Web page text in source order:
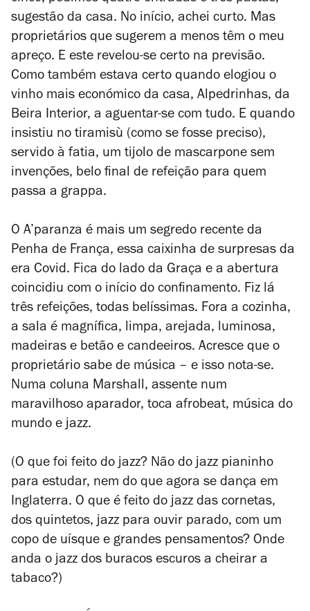
sugestão da casa. No início, achei curto. Mas
proprietários que sugerem a menos têm o meu
apreço. E este revelou-se certo na previsão.
Como também estava certo quando elogiou o
vinho mais económico da casa, Alpedrinhas, da
Beira Interior, a aguentar-se com tudo. E quando
insistiu no tiramisù (como se fosse preciso),
servido à fatia, um tijolo de mascarpone sem
invenções, belo final de refeição para quem
passa a grappa.
O A’paranza é mais um segredo recente da
Penha de França, essa caixinha de surpresas da
era Covid. Fica do lado da Graça e a abertura
coincidiu com o início do confinamento. Fiz lá
três refeições, todas belíssimas. Fora a cozinha,
a sala é magnífica, limpa, arejada, luminosa,
madeiras e betão e candeeiros. Acresce que o
proprietário sabe de música – e isso nota-se.
Numa coluna Marshall, assente num
maravilhoso aparador, toca afrobeat, música do
mundo e jazz.
(O que foi feito do jazz? Não do jazz pianinho
para estudar, nem do que agora se dança em
Inglaterra. O que é feito do jazz das cornetas,
dos quintetos, jazz para ouvir parado, com um
copo de uísque e grandes pensamentos? Onde
anda o jazz dos buracos escuros a cheirar a
tabaco?)